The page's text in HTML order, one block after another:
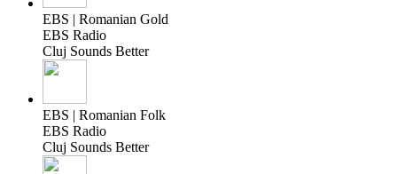
EBS | Romanian Gold
EBS Radio
Cluj Sounds Better
EBS | Romanian Folk
EBS Radio
Cluj Sounds Better